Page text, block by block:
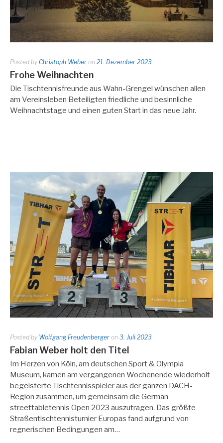
Posted by Christoph Weber on 21. Dezember 2023
Frohe Weihnachten
Die Tischtennisfreunde aus Wahn-Grengel wünschen allen
am Vereinsleben Beteiligten friedliche und besinnliche
Weihnachtstage und einen guten Start in das neue Jahr.
Posted by Wolfgang Freudenberger on 3. Juli 2023
Fabian Weber holt den Titel
Im Herzen von Köln, am deutschen Sport & Olympia
Museum, kamen am vergangenen Wochenende wiederholt
begeisterte Tischtennisspieler aus der ganzen DACH-
Region zusammen, um gemeinsam die German
streettabletennis Open 2023 auszutragen. Das größte
Straßentischtennisturnier Europas fand aufgrund von
regnerischen Bedingungen am…